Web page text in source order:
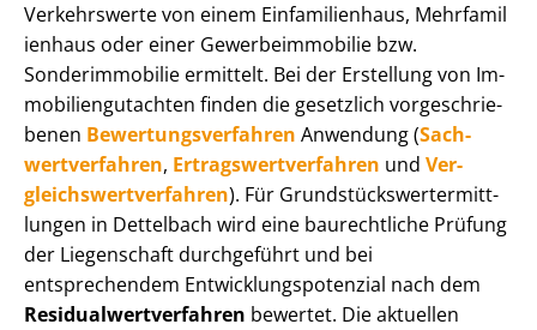
Verkehrswerte von einem Einfamilienhaus, Mehr­fa­mi­l
i­en­haus oder einer Ge­wer­be­im­mo­bi­lie bzw.
Sonderimmobilie ermittelt. Bei der Erstellung von Im­
mo­bi­li­en­gut­ach­ten finden die gesetzlich vor­ge­schrie­
be­nen Be­wer­tungs­ver­fah­ren Anwendung (Sach­
wert­ver­fah­ren, Er­trags­wert­ver­fah­ren und Ver­
gleichs­wert­ver­fah­ren). Für Grund­stücks­wert­ermitt­
lun­gen in Dettelbach wird eine baurechtliche Prüfung
der Liegenschaft durchgeführt und bei
entsprechendem Ent­wick­lungs­po­ten­zi­al nach dem
Re­si­du­al­wert­ver­fah­ren bewertet. Die aktuellen